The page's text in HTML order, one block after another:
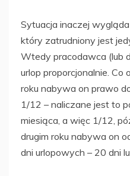
Sytuacja inaczej
który zatrudniony jest
Wtedy pracodawca (lub
urlop proporcjonalnie.
roku nabywa on prawo
1/12 – naliczane jest to
miesiąca, a więc 1/12,
drugim roku nabywa on
dni urlopowych – 20 dni